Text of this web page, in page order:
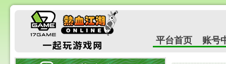
平台首页 账号